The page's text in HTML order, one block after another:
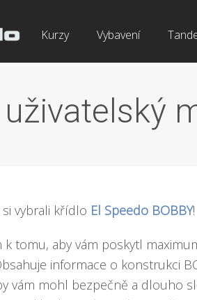
Kurzy Vybavení
si vybrali křídlo El Speedo BOBBY!
k tomu, aby vám poskytl
informace o konstrukci
vám mohl bezpečně a dlouho